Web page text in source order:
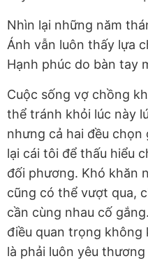
Nhìn lại những năm
Ánh vẫn luôn thấy lựa
Hạnh phúc do bàn tay
Cuộc sống vợ chồng
thể tránh khỏi lúc này
nhưng cả hai đều chọn
lại cái tôi để thấu hiểu
đối phương. Khó khăn
cũng có thể vượt qua,
cần cùng nhau cố
điều quan trọng không
là phải luôn yêu thương